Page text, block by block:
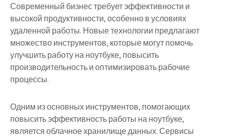
Современный бизнес требует эффективности и
высокой продуктивности, особенно в условиях
удаленной работы. Новые технологии предлагают
множество инструментов, которые могут помочь
улучшить работу на ноутбуке, повысить
производительность и оптимизировать рабочие
процессы.
Одним из основных инструментов, помогающих
повысить эффективность работы на ноутбуке,
является облачное хранилище данных. Сервисы